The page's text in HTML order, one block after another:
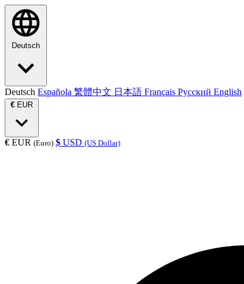
Deutsch
Deutsch Española 繁體中文 日本語 Français Русский English
€ EUR
€ EUR (Euro) $ USD (US Dollar)